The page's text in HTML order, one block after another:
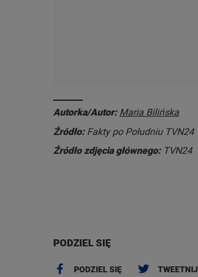
Autorka/Autor: Maria Bilińska
Źródło: Fakty po Południu TVN24
Źródło zdjęcia głównego: TVN24
PODZIEL SIĘ
PODZIEL SIĘ TWEETNIJ